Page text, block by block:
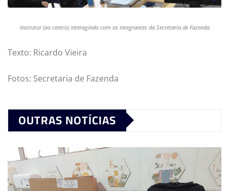
Instrutor (ao centro) interagindo com os integrantes da Secretaria de Fazenda
Texto: Ricardo Vieira
Fotos: Secretaria de Fazenda
OUTRAS NOTÍCIAS